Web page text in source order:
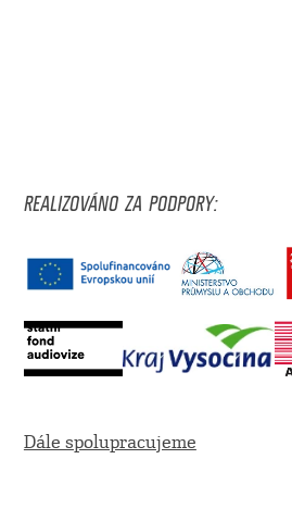
REALIZOVÁNO ZA PODPORY:
Dále spolupracujeme